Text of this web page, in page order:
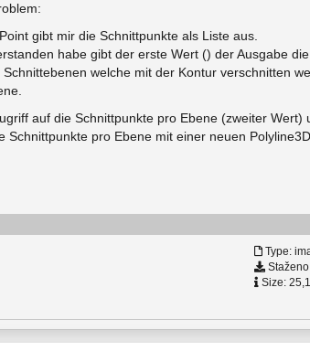
gibt mir die Schnittpunkte als Liste aus.
habe gibt der erste Wert () der Ausgabe
welche mit der Kontur verschnitten
auf die Schnittpunkte pro Ebene (zweiter
Schnittpunkte pro Ebene mit einer neuen
Type:
Size: